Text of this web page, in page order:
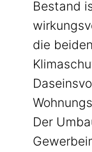
Bestand
die
Der